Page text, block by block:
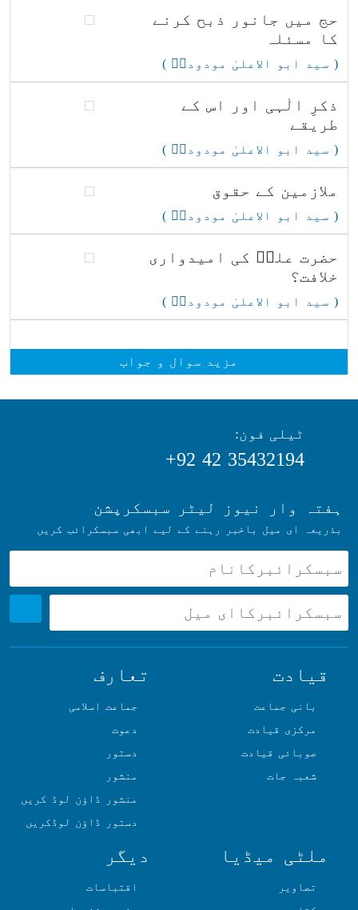
حج میں جانور ذبح کرنے
کا مسئلہ
( سید ابو الاعلیٰ مودودیؒ )
ذکرِ الٰہی اور اس کے
طریقے
( سید ابو الاعلیٰ مودودیؒ )
ملازمین کے حقوق
( سید ابو الاعلیٰ مودودیؒ )
حضرت علیؓ کی امیدواری
خلافت؟
( سید ابو الاعلیٰ مودودیؒ )
مزید سوال و جواب
ٹیلی فون:
35432194 42 92+
ہفتہ وار نیوز لیٹر سبسکرپشن
بذریعہ ای میل باخبر رہنے کے لیے ابھی سبسکرائب کریں
قیادت
بانی جماعت
مرکزی قیادت
صوبائی قیادت
شعبہ جات
تعارف
جماعت اسلامی
دعوت
دستور
منشور
منشور ڈاؤن لوڈ کریں
دستور ڈاؤن لوڈکریں
ملٹی میڈیا
تصاویر
دیگر
اقتباسات